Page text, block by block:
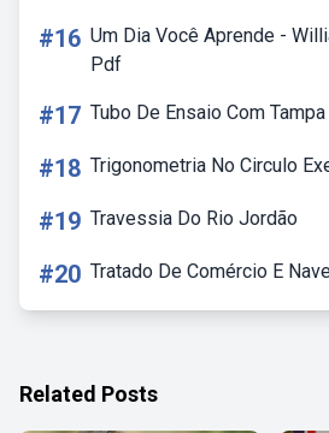
#16 Um Dia Você Aprende -
Pdf
#17 Tubo De Ensaio Com Tampa
#18 Trigonometria No Circulo
#19 Travessia Do Rio Jordão
#20 Tratado De Comércio E
Related Posts